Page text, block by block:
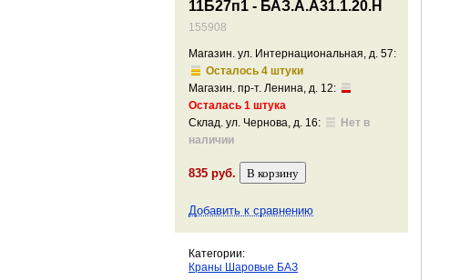
11Б27п1 - БАЗ.А.А31.1.20.Н
155908
Магазин. ул. Интернациональная, д. 57:
Осталось 4 штуки
Магазин. пр-т. Ленина, д. 12:
Осталась 1 штука
Склад. ул. Чернова, д. 16:
Нет в
наличии
835 руб.
Добавить к сравнению
Категории:
Краны Шаровые БАЗ